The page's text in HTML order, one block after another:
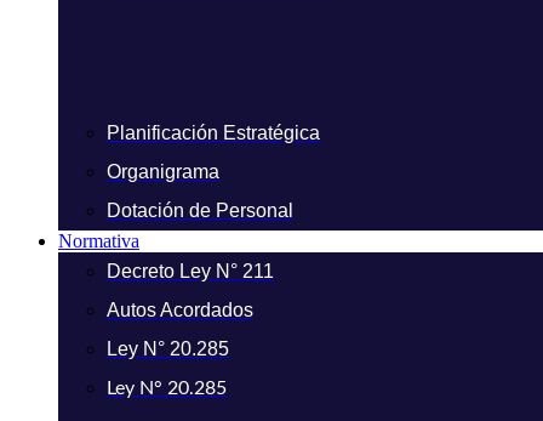
Planificación Estratégica
Organigrama
Dotación de Personal
Normativa
Decreto Ley N° 211
Autos Acordados
Ley N° 20.285
Ley N° 20.285